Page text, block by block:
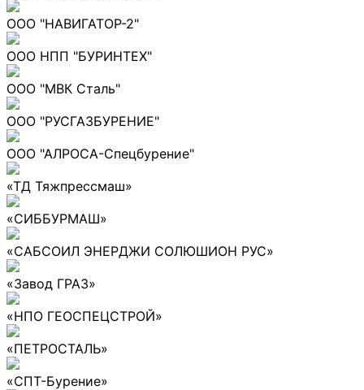
ООО "НАВИГАТОР-2"
ООО НПП "БУРИНТЕХ"
ООО "МВК Сталь"
ООО "РУСГАЗБУРЕНИЕ"
ООО "АЛРОСА-Спецбурение"
«ТД Тяжпрессмаш»
«СИББУРМАШ»
«САБСОИЛ ЭНЕРДЖИ СОЛЮШИОН РУС»
«Завод ГРАЗ»
«НПО ГЕОСПЕЦСТРОЙ»
«ПЕТРОСТАЛЬ»
«СПТ-Бурение»